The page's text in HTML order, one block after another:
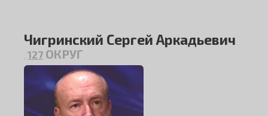
Чигринский Сергей Аркадьевич
127 ОКРУГ